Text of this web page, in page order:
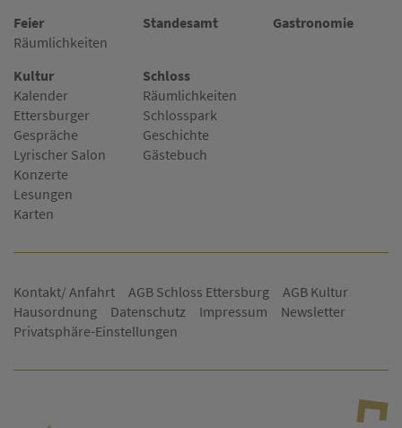
Feier
Räumlichkeiten
Standesamt Gastronomie
Kultur
Kalender
Ettersburger
Gespräche
Lyrischer Salon
Konzerte
Lesungen
Karten
Schloss
Räumlichkeiten
Schlosspark
Geschichte
Gästebuch
Kontakt/ Anfahrt AGB Schloss Ettersburg
AGB Kultur
Hausordnung
Datenschutz Impressum
Newsletter
Privatsphäre-Einstellungen